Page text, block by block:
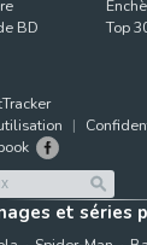
BD
Top
et séries